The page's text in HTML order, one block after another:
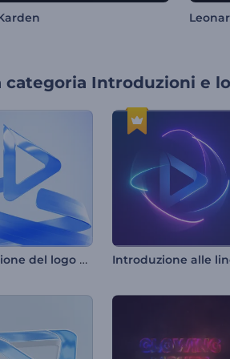
categoria Introduzioni e
Rivelazione del logo con nastri ondulati